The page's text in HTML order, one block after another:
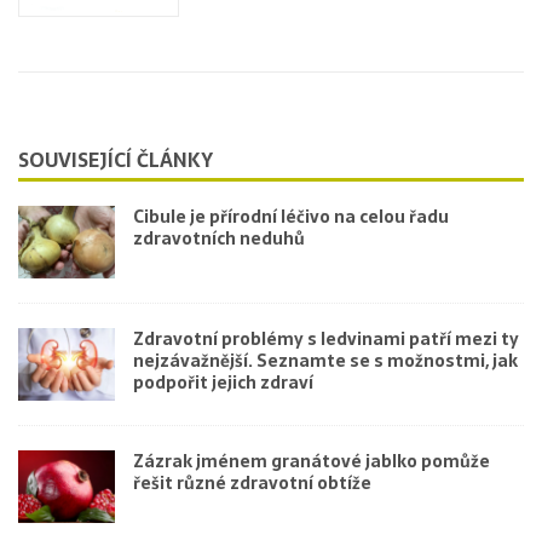
SOUVISEJÍCÍ ČLÁNKY
Cibule je přírodní léčivo na celou řadu
zdravotních neduhů
Zdravotní problémy s ledvinami patří mezi ty
nejzávažnější. Seznamte se s možnostmi, jak
podpořit jejich zdraví
Zázrak jménem granátové jablko pomůže
řešit různé zdravotní obtíže